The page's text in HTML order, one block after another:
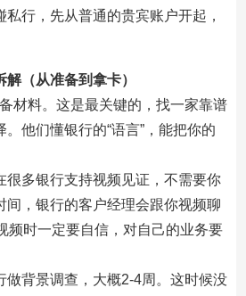
私行，先从普通的贵宾账户开起，
（从准备到拿卡）
材料。这是最关键的，找一家靠谱
他们懂银行的“语言”，能把你的
很多银行支持视频见证，不需要你
间，银行的客户经理会跟你视频聊
频时一定要自信，对自己的业务要
做背景调查，大概2-4周。这时候没